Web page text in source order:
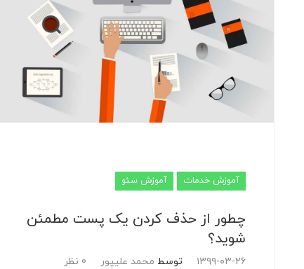
آموزش خدمات آموزش سئو
چطور از حذف کردن یک پست مطمئن
شوید؟
۱۳۹۹-۰۳-۲۶ توسط محمد علیپور 0 نظر